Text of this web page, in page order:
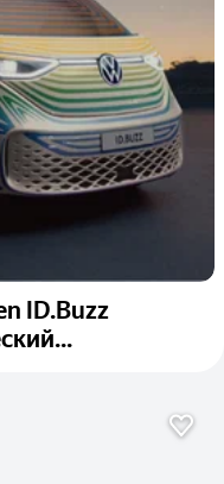
ID.Buzz